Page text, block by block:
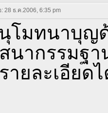
28 ธ.ค.2006, 6:35 pm
โมทนาบุญ
นากรรมฐ
ายละเอียด